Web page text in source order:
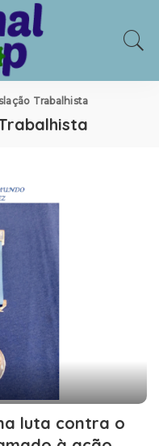
Trabalhista
luta contra o